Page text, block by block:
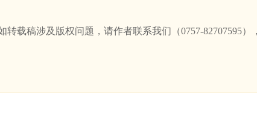
载稿涉及版权问题，请作者联系我们（0757-82707595